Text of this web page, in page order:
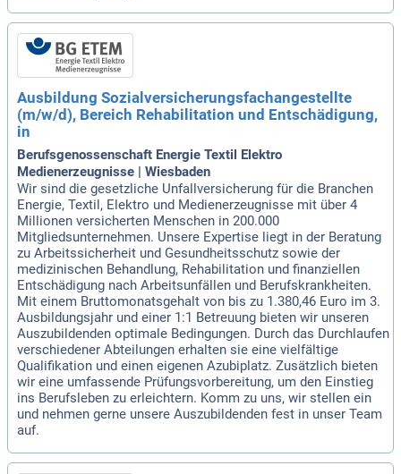
Ausbildung Sozialversicherungsfachangestellte
(m/w/d), Bereich Rehabilitation und Entschädigung,
in
Berufsgenossenschaft Energie Textil Elektro
Medienerzeugnisse | Wiesbaden
Wir sind die gesetzliche Unfallversicherung für die Branchen
Energie, Textil, Elektro und Medienerzeugnisse mit über 4
Millionen versicherten Menschen in 200.000
Mitgliedsunternehmen. Unsere Expertise liegt in der Beratung
zu Arbeitssicherheit und Gesundheitsschutz sowie der
medizinischen Behandlung, Rehabilitation und finanziellen
Entschädigung nach Arbeitsunfällen und Berufskrankheiten.
Mit einem Bruttomonatsgehalt von bis zu 1.380,46 Euro im 3.
Ausbildungsjahr und einer 1:1 Betreuung bieten wir unseren
Auszubildenden optimale Bedingungen. Durch das Durchlaufen
verschiedener Abteilungen erhalten sie eine vielfältige
Qualifikation und einen eigenen Azubiplatz. Zusätzlich bieten
wir eine umfassende Prüfungsvorbereitung, um den Einstieg
ins Berufsleben zu erleichtern. Komm zu uns, wir stellen ein
und nehmen gerne unsere Auszubildenden fest in unser Team
auf.